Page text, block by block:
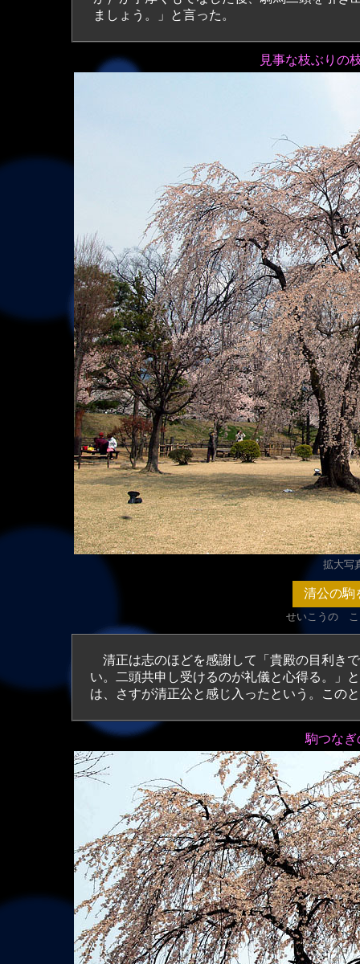
ましょう。」と言った。
見事な枝ぶりの
拡大写
清公の駒
せいこうの こ
清正は志のほどを感謝して「貴殿の目利き
い。二頭共申し受けるのが礼儀と心得る。」
は、さすが清正公と感じ入ったという。この
駒つなぎ